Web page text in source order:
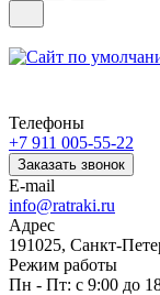
Телефоны
+7 911 005-55-22
Заказать звонок
E-mail
info@ratraki.ru
Адрес
191025, Санкт-
Режим работы
Пн - Пт: с 9:00 до